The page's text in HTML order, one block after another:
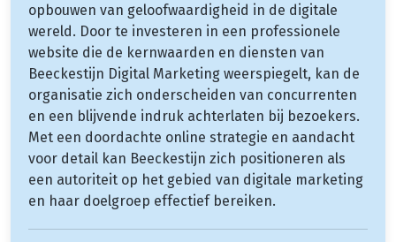
opbouwen van geloofwaardigheid in de digitale
wereld. Door te investeren in een professionele
website die de kernwaarden en diensten van
Beeckestijn Digital Marketing weerspiegelt, kan de
organisatie zich onderscheiden van concurrenten
en een blijvende indruk achterlaten bij bezoekers.
Met een doordachte online strategie en aandacht
voor detail kan Beeckestijn zich positioneren als
een autoriteit op het gebied van digitale marketing
en haar doelgroep effectief bereiken.